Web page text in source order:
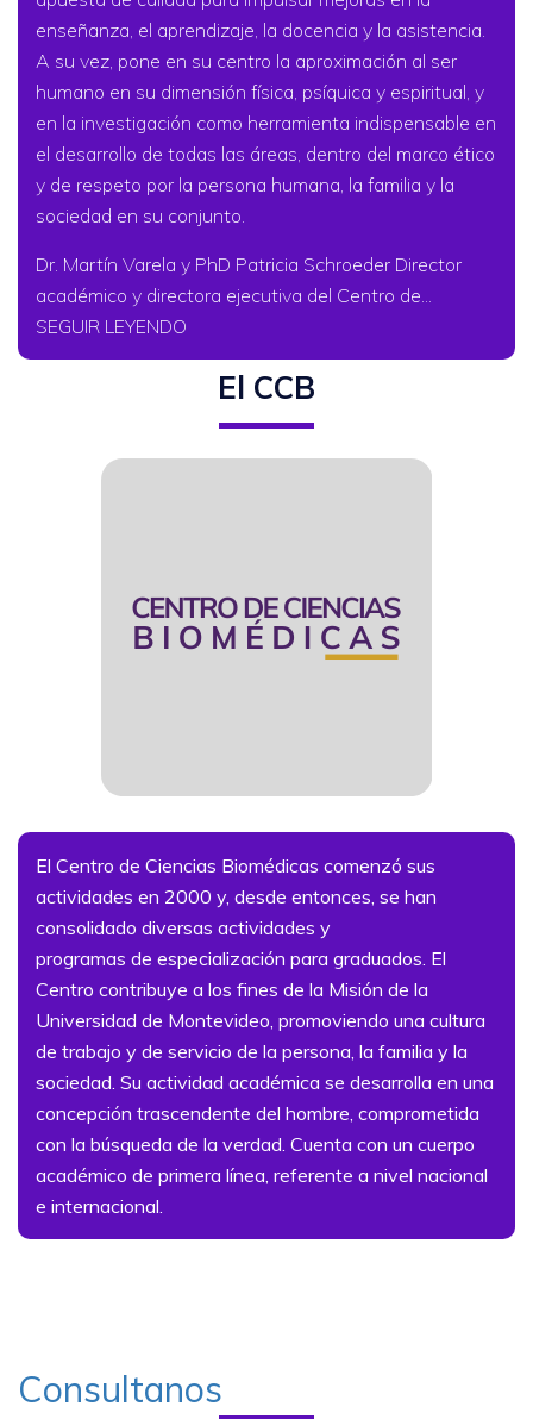
enseñanza, el aprendizaje, la docencia y la asistencia.
A su vez, pone en su centro la aproximación al ser
humano en su dimensión física, psíquica y espiritual, y
en la investigación como herramienta indispensable en
el desarrollo de todas las áreas, dentro del marco ético
y de respeto por la persona humana, la familia y la
sociedad en su conjunto.
Dr. Martín Varela y PhD Patricia Schroeder Director
académico y directora ejecutiva del Centro de...
SEGUIR LEYENDO
El CCB
El Centro de Ciencias Biomédicas comenzó sus
actividades en 2000 y, desde entonces, se han
consolidado diversas actividades y
programas de especialización para graduados. El
Centro contribuye a los fines de la Misión de la
Universidad de Montevideo, promoviendo una cultura
de trabajo y de servicio de la persona, la familia y la
sociedad. Su actividad académica se desarrolla en una
concepción trascendente del hombre, comprometida
con la búsqueda de la verdad. Cuenta con un cuerpo
académico de primera línea, referente a nivel nacional
e internacional.
Consultanos